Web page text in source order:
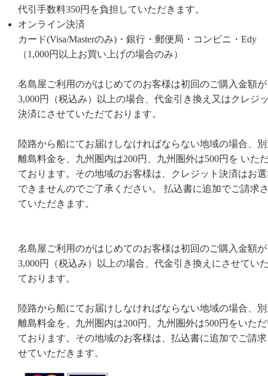
代引手数料350円を負担していただきます。
オンライン決済
カード(Visa/Masterのみ)・銀行・郵便局・コンビニ・Edy
（1,000円以上お買い上げの場合のみ）
名島屋ご利用のがはじめてのお客様は初回のご購入金額が
3,000円（税込み）以上の場合、代金引き換え又はクレジ
決済にさせていただております。
陸路から船にてお届けしなければならない地域の場合、
離島料金を、九州圏内は200円、九州圏外は500円を いた
ております。その地域のお客様は、クレジット決済はお
できませんのでご了承ください。 払込書に追加でご請求
ていただきます。
名島屋ご利用のがはじめてのお客様は初回のご購入金額が
3,000円（税込み）以上の場合、代金引き換えにさせてい
ております。
陸路から船にてお届けしなければならない地域の場合、
離島料金を、九州圏内は200円、九州圏外は500円をいた
ております。その地域のお客様は、払込書に追加でご請
せていただきます。